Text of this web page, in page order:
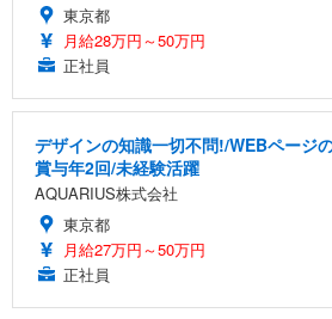
東京都
月給28万円～50万円
正社員
デザインの知識一切不問!/WEBページ
賞与年2回/未経験活躍
AQUARIUS株式会社
東京都
月給27万円～50万円
正社員